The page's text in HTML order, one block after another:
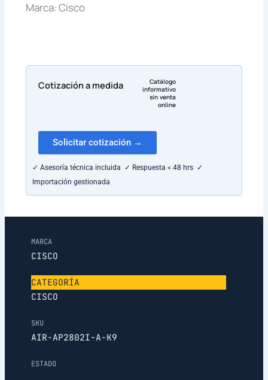
Marca: Cisco
Cotización a medida
Catálogo
informativo
sin venta
online
Solicitar cotización →
✓ Asesoría técnica incluida ✓ Respuesta < 48 hrs ✓
Importación gestionada
MARCA
CISCO
CATEGORÍA
CISCO
SKU
AIR-AP2802I-A-K9
ESTADO